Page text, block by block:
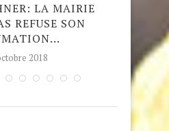
LA MAIRIE
REFUSE SON
2018